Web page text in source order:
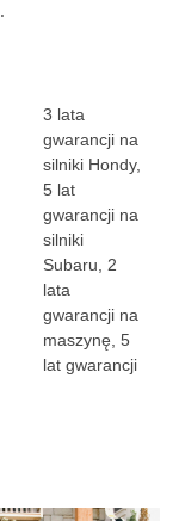
3 lata
gwarancji na
silniki Hondy,
5 lat
gwarancji na
silniki
Subaru, 2
lata
gwarancji na
maszynę, 5
lat gwarancji